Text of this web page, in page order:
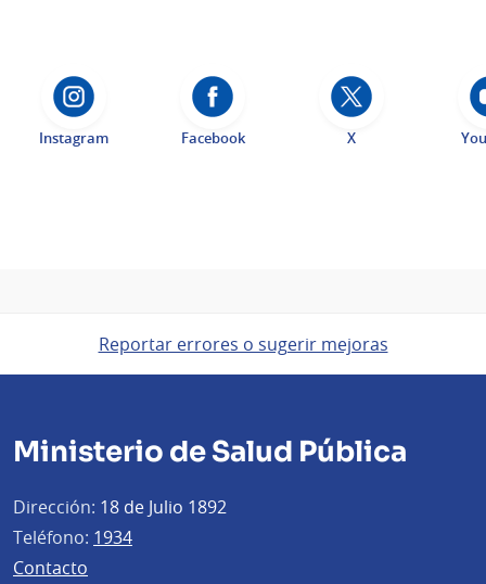
Instagram Facebook X
Reportar errores o sugerir mejoras
Ministerio de Salud Pública
Dirección: 18 de Julio 1892
Teléfono: 1934
Contacto